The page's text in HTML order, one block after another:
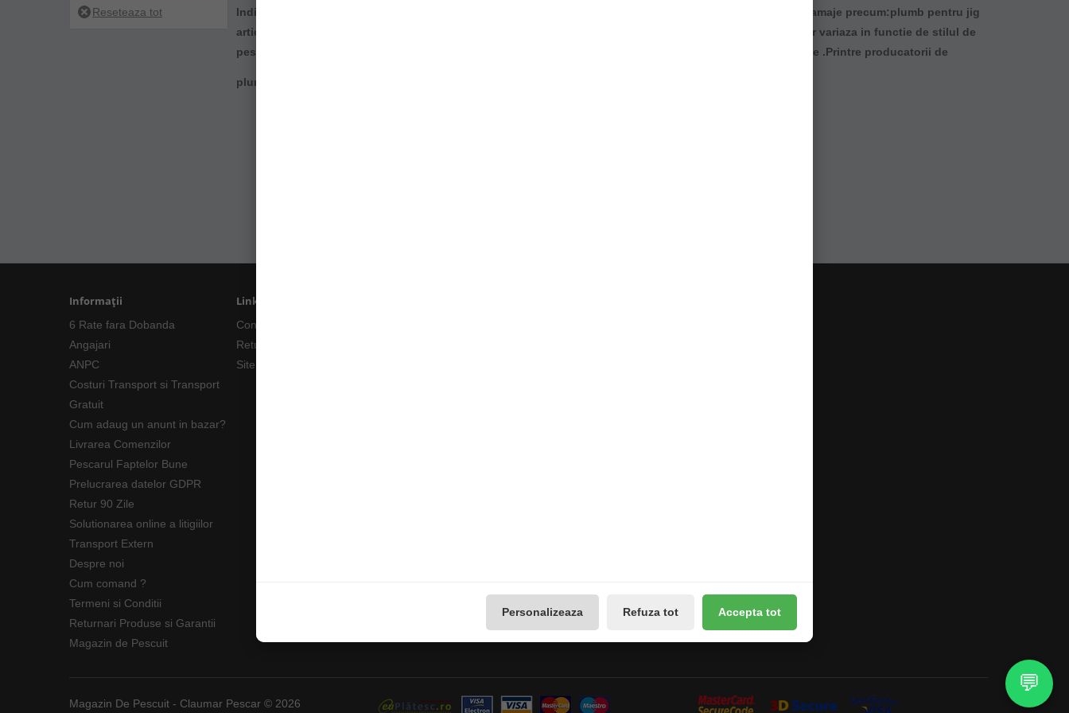
Indiferent de stilul de pescuit la rapitor orice pescar are nevoie de plumbi,acestia au mai multe forme si gramaje precum:plumb pentru jig
articulat,plumb bullet(pentru drop-shot),plumb Cheburaska,Plumb Drop Shot cu vartej.Greutatea plumbilor variaza in functie de stilul de
pescuit practicat intre 1 si 90 g Cei mai folositi plumbi pentru rapitor sunt plumbi cu greutati de 5,7,9 grame .Printre producatorii de
plumbi veti intalni:
Personalizeaza Refuza tot Accepta tot
💬
Informații
6 Rate fara Dobanda
Angajari
ANPC
Costuri Transport si Transport
Gratuit
Cum adaug un anunt in bazar?
Livrarea Comenzilor
Pescarul Faptelor Bune
Prelucrarea datelor GDPR
Retur 90 Zile
Solutionarea online a litigiilor
Transport Extern
Despre noi
Cum comand ?
Termeni si Conditii
Returnari Produse si Garantii
Magazin de Pescuit
Linkuri Utile
Contacte
Returnări/Garantii Produse
Site Map
Magazin De Pescuit - Claumar Pescar © 2026